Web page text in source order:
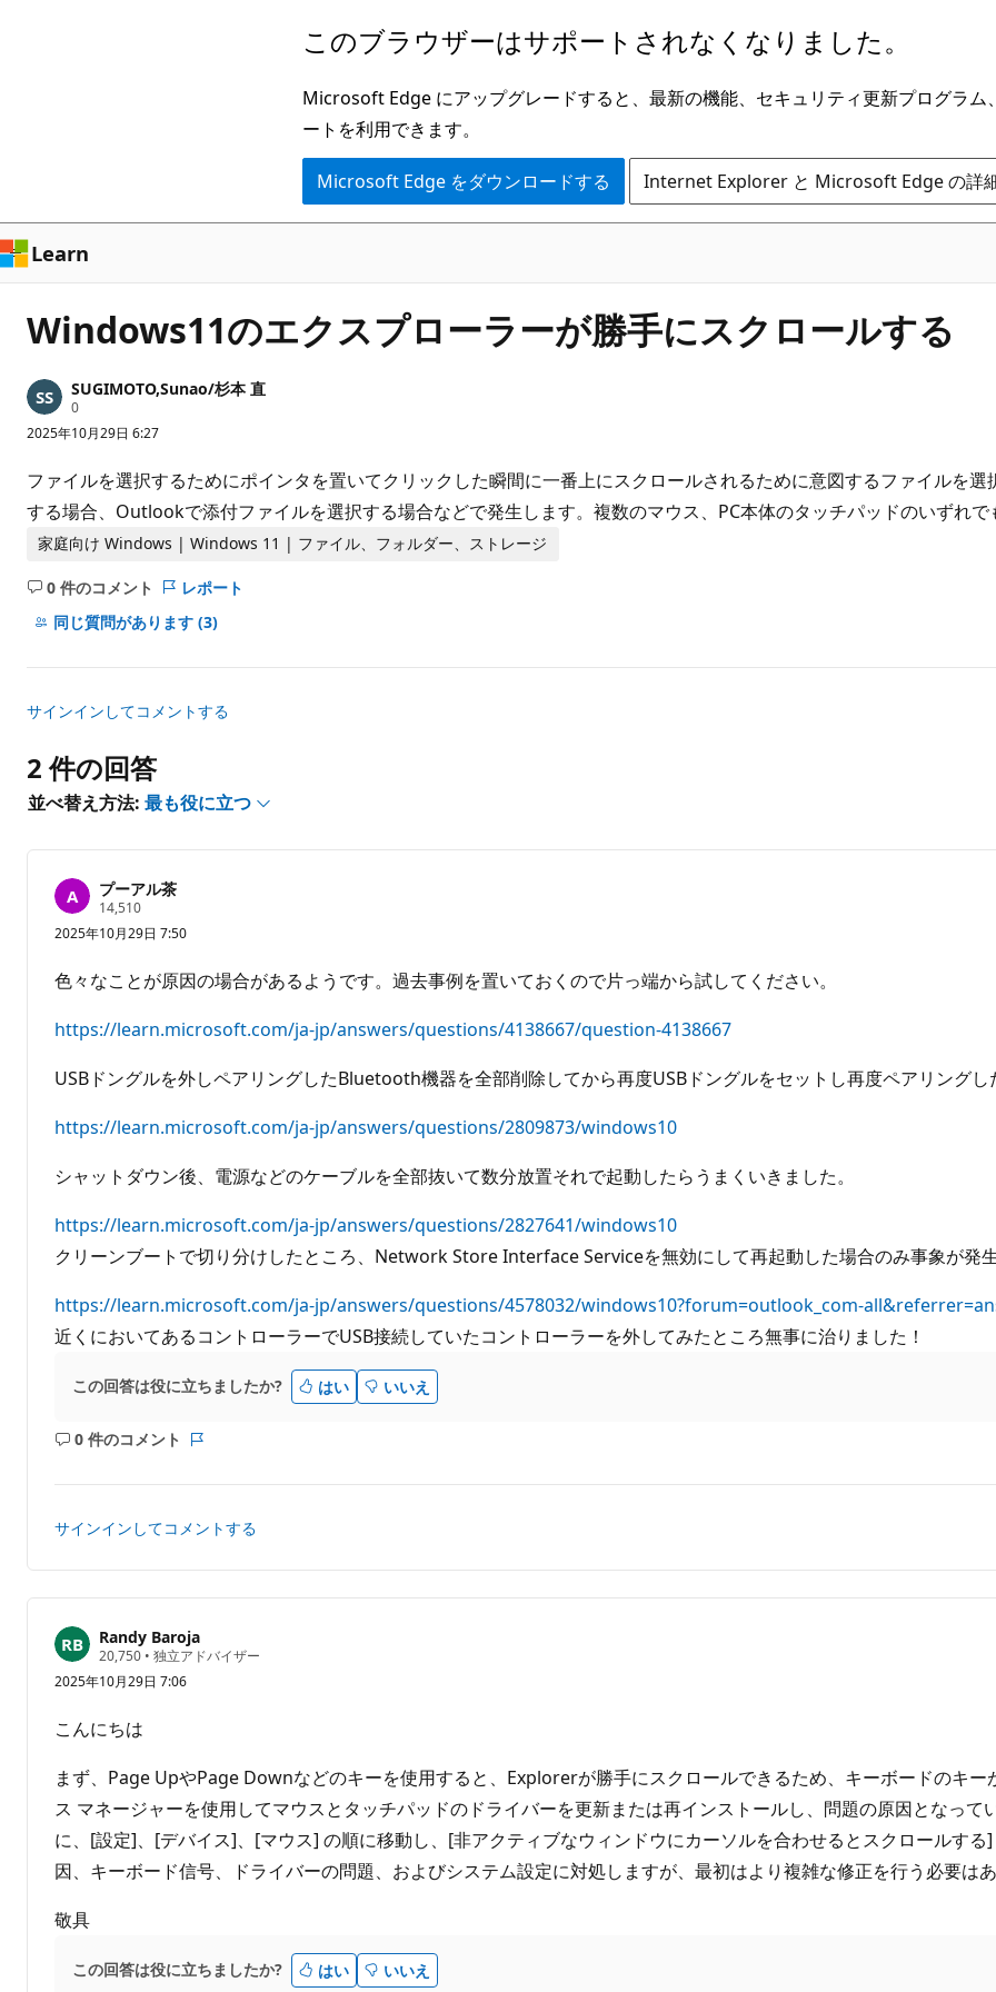
ン
ツ
に
ス
キ
プ
このブラウザーはサポートされなくなりました。
Microsoft Edge にアップグレードすると、最新の機能、セキュリティ更新プログラム
ートを利用できます。
Microsoft Edge をダウンロードする Internet Explorer と Microsoft Edge の詳
Learn
Windows11のエクスプローラーが勝手にスクロールする
SUGIMOTO,Sunao/杉本 直
0評
価
の
イ
ン
ト
2025年10月29日 6:27
ファイルを選択するためにポインタを置いてクリックした瞬間に一番上にスクロールされるために意図するファイルを
する場合、Outlookで添付ファイルを選択する場合などで発生します。複数のマウス、PC本体のタッチパッドのいずれで
家庭向け Windows | Windows 11 | ファイル、フォルダー、ストレージ
0 件のコメント
コ
メ
ト
あ
ま
せ
ん
レポート
同じ質問があります (3)
サインインしてコメントする
2 件の回答
並べ替え方法: 最も役に立つ
プーアル茶
14,510評
価
の
イ
ン
2025年10月29日 7:50
色々なことが原因の場合があるようです。過去事例を置いておくので片っ端から試してください。
https://learn.microsoft.com/ja-jp/answers/questions/4138667/question-4138667
USBドングルを外しペアリングしたBluetooth機器を全部削除してから再度USBドングルをセットし再度ペアリングし
https://learn.microsoft.com/ja-jp/answers/questions/2809873/windows10
シャットダウン後、電源などのケーブルを全部抜いて数分放置それで起動したらうまくいきました。
https://learn.microsoft.com/ja-jp/answers/questions/2827641/windows10
クリーンブートで切り分けしたところ、Network Store Interface Serviceを無効にして再起動した場合のみ事象が発
https://learn.microsoft.com/ja-jp/answers/questions/4578032/windows10?forum=outlook_com-
近くにおいてあるコントローラーでUSB接続していたコントローラーを外してみたところ無事に治りました！
この回答は役に立ちましたか? はい いいえ
0 件のコメント
コ
ト
あ
せ
ん
ト
サインインしてコメントする
Randy Baroja
20,750 評
価
の
• 独立アドバイザー
2025年10月29日 7:06
こんにちは
まず、Page UpやPage Downなどのキーを使用すると、Explorerが勝手にスクロールできるため、キーボードのキ
ス マネージャーを使用してマウスとタッチパッドのドライバーを更新または再インストールし、問題の原因となっ
に、[設定]、[デバイス]、[マウス] の順に移動し、[非アクティブなウィンドウにカーソルを合わせるとスクロールす
因、キーボード信号、ドライバーの問題、およびシステム設定に対処しますが、最初はより複雑な修正を行う必要はあ
敬具
この回答は役に立ちましたか? はい いいえ